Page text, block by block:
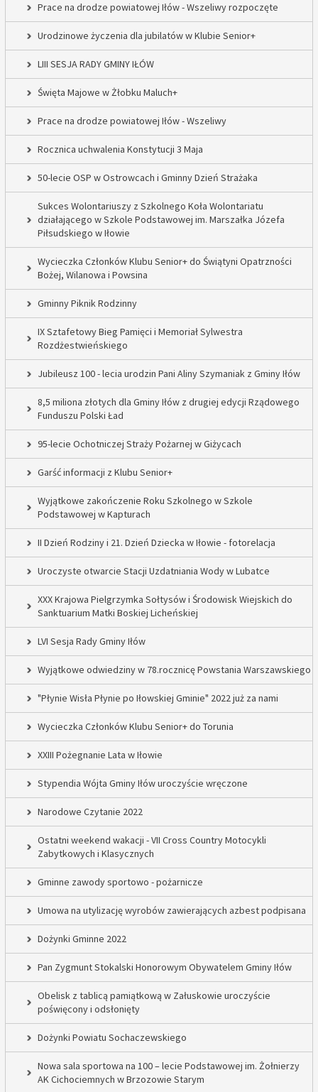
Prace na drodze powiatowej Iłów - Wszeliwy rozpoczęte
Urodzinowe życzenia dla jubilatów w Klubie Senior+
LIII SESJA RADY GMINY IŁÓW
Święta Majowe w Żłobku Maluch+
Prace na drodze powiatowej Iłów - Wszeliwy
Rocznica uchwalenia Konstytucji 3 Maja
50-lecie OSP w Ostrowcach i Gminny Dzień Strażaka
Sukces Wolontariuszy z Szkolnego Koła Wolontariatu
działającego w Szkole Podstawowej im. Marszałka Józefa
Piłsudskiego w Iłowie
Wycieczka Członków Klubu Senior+ do Świątyni Opatrzności
Bożej, Wilanowa i Powsina
Gminny Piknik Rodzinny
IX Sztafetowy Bieg Pamięci i Memoriał Sylwestra
Rozdżestwieńskiego
Jubileusz 100 - lecia urodzin Pani Aliny Szymaniak z Gminy Iłów
8,5 miliona złotych dla Gminy Iłów z drugiej edycji Rządowego
Funduszu Polski Ład
95-lecie Ochotniczej Straży Pożarnej w Giżycach
Garść informacji z Klubu Senior+
Wyjątkowe zakończenie Roku Szkolnego w Szkole
Podstawowej w Kapturach
II Dzień Rodziny i 21. Dzień Dziecka w Iłowie - fotorelacja
Uroczyste otwarcie Stacji Uzdatniania Wody w Lubatce
XXX Krajowa Pielgrzymka Sołtysów i Środowisk Wiejskich do
Sanktuarium Matki Boskiej Licheńskiej
LVI Sesja Rady Gminy Iłów
Wyjątkowe odwiedziny w 78.rocznicę Powstania Warszawskiego
"Płynie Wisła Płynie po Iłowskiej Gminie" 2022 już za nami
Wycieczka Członków Klubu Senior+ do Torunia
XXIII Pożegnanie Lata w Iłowie
Stypendia Wójta Gminy Iłów uroczyście wręczone
Narodowe Czytanie 2022
Ostatni weekend wakacji - VII Cross Country Motocykli
Zabytkowych i Klasycznych
Gminne zawody sportowo - pożarnicze
Umowa na utylizację wyrobów zawierających azbest podpisana
Dożynki Gminne 2022
Pan Zygmunt Stokalski Honorowym Obywatelem Gminy Iłów
Obelisk z tablicą pamiątkową w Załuskowie uroczyście
poświęcony i odsłonięty
Dożynki Powiatu Sochaczewskiego
Nowa sala sportowa na 100 – lecie Podstawowej im. Żołnierzy
AK Cichociemnych w Brzozowie Starym